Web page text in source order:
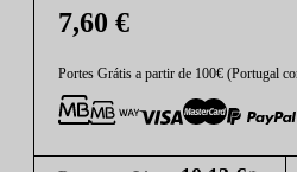
7,60 €
Portes Grátis a partir de 100€ (Portugal